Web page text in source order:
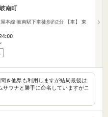
南町
屋本線 岐南駅下車徒歩約2分 【車】 東
き他県も利用しますが結局最後は
ウナと勝手に命名していますがこ